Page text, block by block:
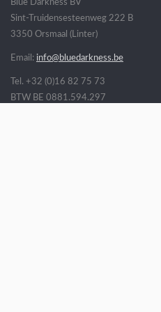
Blue Darkness BV
Sint-Truidensesteenweg 222 B
3350 Orsmaal (Linter)
Email: info@bluedarkness.be
Tel. +32 (0)16 82 75 73
BTW BE 0881.594.297